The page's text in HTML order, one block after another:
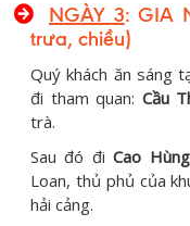
NGÀY 3: GIA
trưa, chiều)
Quý khách ăn sáng
đi tham quan: Cầu
trà.
Sau đó điCao Hùng
Loan, thủ phủ của
hải cảng.